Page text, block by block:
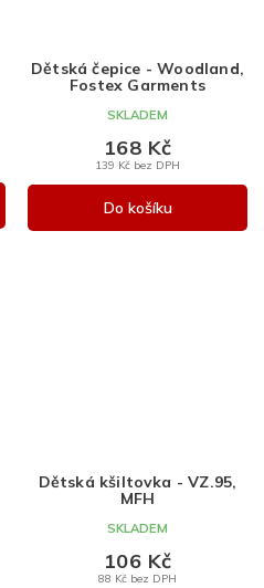
Dětská čepice - Woodland,
Fostex Garments
SKLADEM
139 Kč bez DPH
168 Kč
Do košíku
Dětská kšiltovka - VZ.95,
MFH
SKLADEM
88 Kč bez DPH
106 Kč